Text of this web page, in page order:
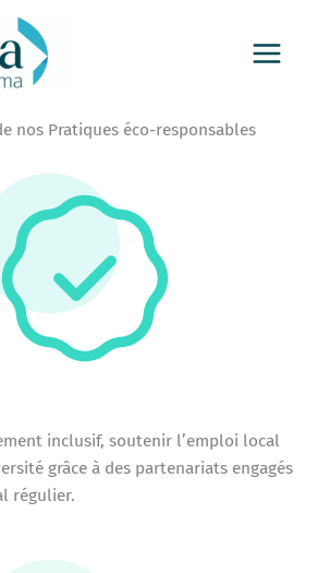
nos Pratiques éco-responsables
inclusif, soutenir l’emploi local
grâce à des partenariats engagés
régulier.